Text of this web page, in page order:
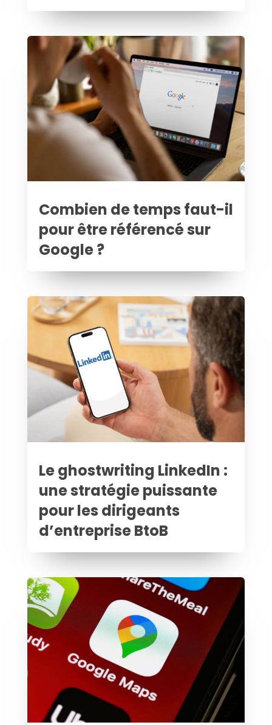
Combien de temps faut-il
pour être référencé sur
Google ?
Le ghostwriting LinkedIn :
une stratégie puissante
pour les dirigeants
d’entreprise BtoB